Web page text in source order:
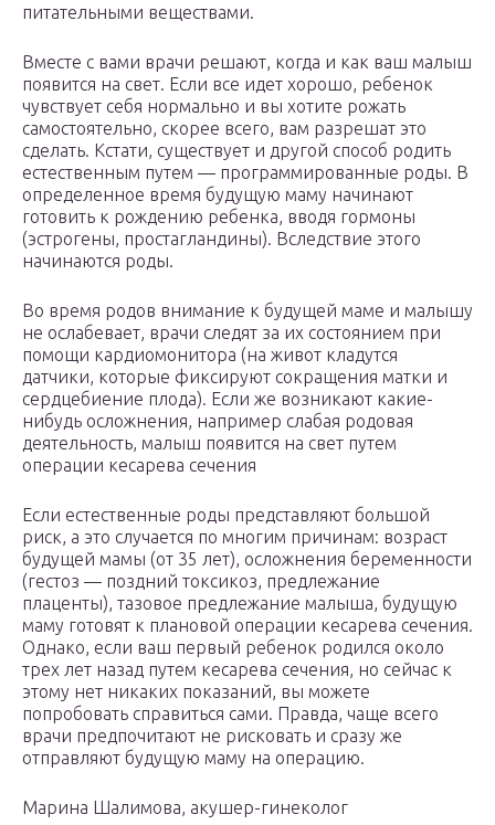
питательными веществами.
Вместе с вами врачи решают, когда и как ваш малыш
появится на свет. Если все идет хорошо, ребенок
чувствует себя нормально и вы хотите рожать
самостоятельно, скорее всего, вам разрешат это
сделать. Кстати, существует и другой способ родить
естественным путем — программированные роды. В
определенное время будущую маму начинают
готовить к рождению ребенка, вводя гормоны
(эстрогены, простагландины). Вследствие этого
начинаются роды.
Во время родов внимание к будущей маме и малышу
не ослабевает, врачи следят за их состоянием при
помощи кардиомонитора (на живот кладутся
датчики, которые фиксируют сокращения матки и
сердцебиение плода). Если же возникают какие-
нибудь осложнения, например слабая родовая
деятельность, малыш появится на свет путем
операции кесарева сечения
Если естественные роды представляют большой
риск, а это случается по многим причинам: возраст
будущей мамы (от 35 лет), осложнения беременности
(гестоз — поздний токсикоз, предлежание
плаценты), тазовое предлежание малыша, будущую
маму готовят к плановой операции кесарева сечения.
Однако, если ваш первый ребенок родился около
трех лет назад путем кесарева сечения, но сейчас к
этому нет никаких показаний, вы можете
попробовать справиться сами. Правда, чаще всего
врачи предпочитают не рисковать и сразу же
отправляют будущую маму на операцию.
Марина Шалимова, акушер-гинеколог